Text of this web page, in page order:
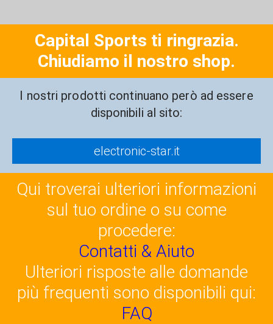
Capital Sports ti ringrazia.
Chiudiamo il nostro shop.
I nostri prodotti continuano però ad essere
disponibili al sito:
electronic-star.it
Qui troverai ulteriori informazioni
sul tuo ordine o su come
procedere:
Contatti & Aiuto
Ulteriori risposte alle domande
più frequenti sono disponibili qui:
FAQ